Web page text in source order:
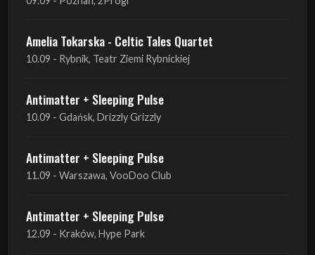
Antimatter + Sleeping Pulse
Antimatter + Sleeping Pulse
11.09 - Warszawa, VooDoo Club
Antimatter + Sleeping Pulse
12.09 - Kraków, Hype Park
Amelia Tokarska - Celtic Tales Quartet
19.09 - Brześć Kujawski, Wahadło